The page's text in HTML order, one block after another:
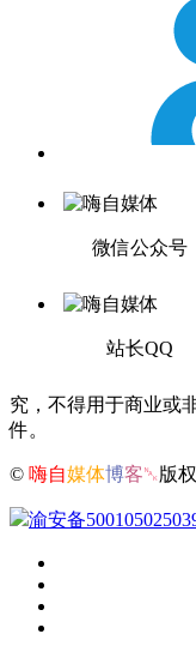
微信公众号
站长QQ
究，不得用于商业或
件。
© 嗨自媒体博客␕版
渝安备